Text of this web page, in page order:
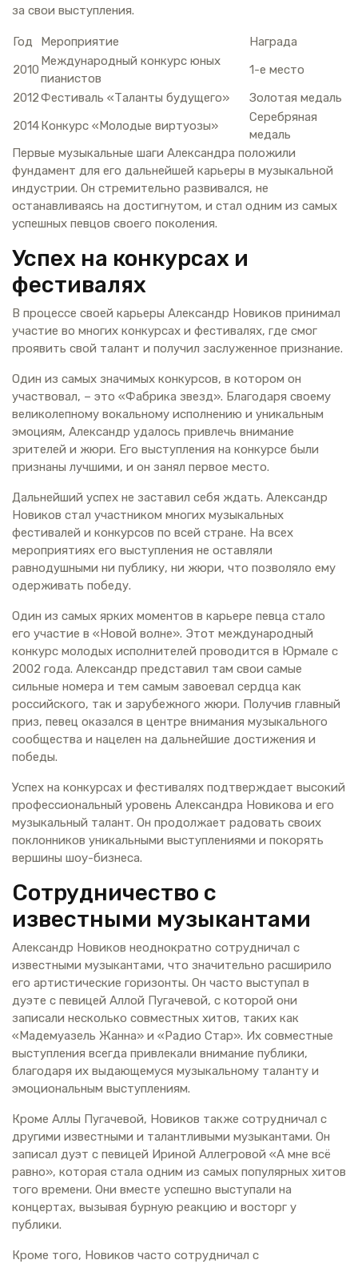
за свои выступления.
Год Мероприятие
Награда
2010
Международный конкурс юных
пианистов
1-е место
2012Фестиваль «Таланты будущего»
Золотая медаль
2014Конкурс «Молодые виртуозы»
Серебряная
медаль
Первые музыкальные шаги Александра положили
фундамент для его дальнейшей карьеры в музыкальной
индустрии. Он стремительно развивался, не
останавливаясь на достигнутом, и стал одним из самых
успешных певцов своего поколения.
Успех на конкурсах и
фестивалях
В процессе своей карьеры Александр Новиков принимал
участие во многих конкурсах и фестивалях, где смог
проявить свой талант и получил заслуженное признание.
Один из самых значимых конкурсов, в котором он
участвовал, – это «Фабрика звезд». Благодаря своему
великолепному вокальному исполнению и уникальным
эмоциям, Александр удалось привлечь внимание
зрителей и жюри. Его выступления на конкурсе были
признаны лучшими, и он занял первое место.
Дальнейший успех не заставил себя ждать. Александр
Новиков стал участником многих музыкальных
фестивалей и конкурсов по всей стране. На всех
мероприятиях его выступления не оставляли
равнодушными ни публику, ни жюри, что позволяло ему
одерживать победу.
Один из самых ярких моментов в карьере певца стало
его участие в «Новой волне». Этот международный
конкурс молодых исполнителей проводится в Юрмале с
2002 года. Александр представил там свои самые
сильные номера и тем самым завоевал сердца как
российского, так и зарубежного жюри. Получив главный
приз, певец оказался в центре внимания музыкального
сообщества и нацелен на дальнейшие достижения и
победы.
Успех на конкурсах и фестивалях подтверждает высокий
профессиональный уровень Александра Новикова и его
музыкальный талант. Он продолжает радовать своих
поклонников уникальными выступлениями и покорять
вершины шоу-бизнеса.
Сотрудничество с
известными музыкантами
Александр Новиков неоднократно сотрудничал с
известными музыкантами, что значительно расширило
его артистические горизонты. Он часто выступал в
дуэте с певицей Аллой Пугачевой, с которой они
записали несколько совместных хитов, таких как
«Мадемуазель Жанна» и «Радио Стар». Их совместные
выступления всегда привлекали внимание публики,
благодаря их выдающемуся музыкальному таланту и
эмоциональным выступлениям.
Кроме Аллы Пугачевой, Новиков также сотрудничал с
другими известными и талантливыми музыкантами. Он
записал дуэт с певицей Ириной Аллегровой «А мне всё
равно», которая стала одним из самых популярных хитов
того времени. Они вместе успешно выступали на
концертах, вызывая бурную реакцию и восторг у
публики.
Кроме того, Новиков часто сотрудничал с